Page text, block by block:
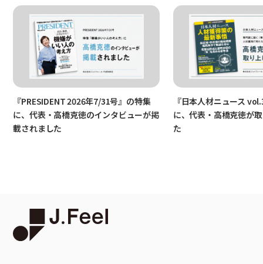
『PRESIDENT 2026年7/31号』の特集
に、代表・高橋克徳のインタビューが掲
載されました
『日本人材ニュース
に、代表・高橋克徳が
た